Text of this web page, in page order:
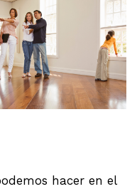
hacer en el